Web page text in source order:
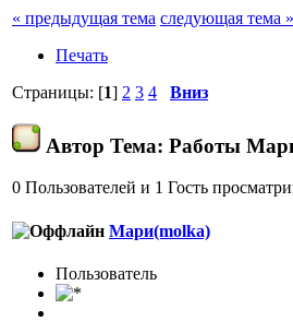
« предыдущая тема следующая тема »
Печать
Страницы: [1] 2 3 4 Вниз
Автор Тема: Работы
0 Пользователей и 1 Гость
Мари(molka)
Пользовaтeль